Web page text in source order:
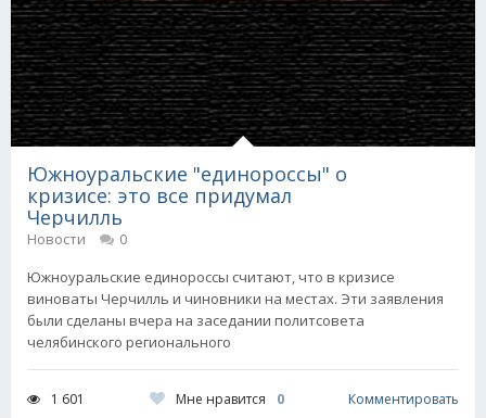
Южноуральские "единороссы" о
кризисе: это все придумал
Черчилль
Новости
0
Южноуральские единороссы считают, что в кризисе
виноваты Черчилль и чиновники на местах. Эти заявления
были сделаны вчера на заседании политсовета
челябинского регионального
1 601 Мне нравится 0 Комментировать